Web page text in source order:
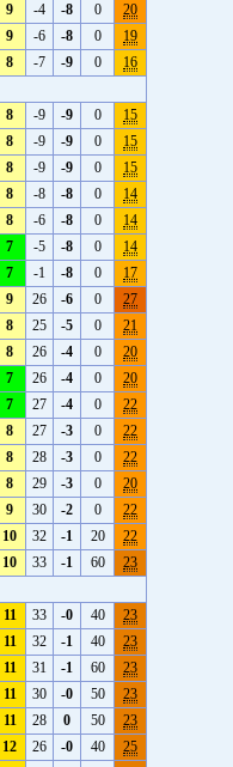
9 -4 -8 0
20
9 -6 -8 0
19
8 -7 -9 0
16
8 -9 -9 0
15
8 -9 -9 0
15
8 -9 -9 0
15
8 -8 -8 0
14
8 -6 -8 0
14
7 -5 -8 0
14
7 -1 -8 0
17
9 26 -6 0
27
8 25 -5 0
21
8 26 -4 0
20
7 26 -4 0
20
7 27 -4 0
22
8 27 -3 0
22
8 28 -3 0
22
8 29 -3 0
20
9 30 -2 0
22
10 32 -1 20
22
10 33 -1 60
23
11 33 -0 40
23
11 32 -1 40
23
11 31 -1 60
23
11 30 -0 50
23
11 28 0 50
23
12 26 -0 40
25